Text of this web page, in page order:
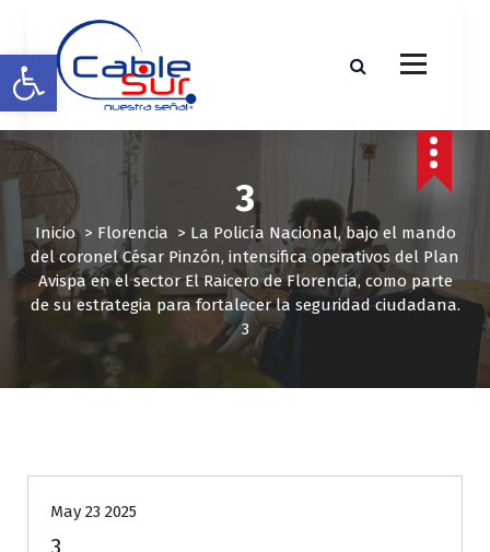
Abrir barra de herramientas
l
a
r
3
Inicio> Florencia > La Policía Nacional, bajo el mando
del coronel César Pinzón, intensifica operativos del Plan
Avispa en el sector El Raicero de Florencia, como parte
de su estrategia para fortalecer la seguridad ciudadana.
3
May 23 2025